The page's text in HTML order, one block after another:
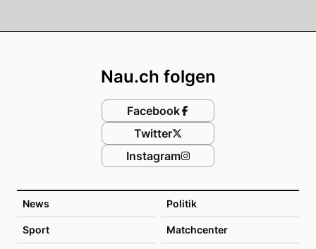
News Politik
Sport Matchcenter
Nau.ch folgen
Facebook
Twitter
Instagram